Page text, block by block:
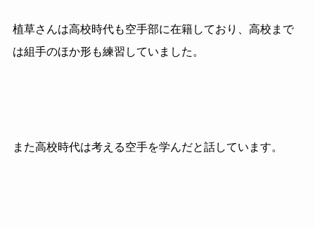
植草さんは高校時代も空手部に在籍しており、高校まで
は組手のほか形も練習していました。
また高校時代は考える空手を学んだと話しています。